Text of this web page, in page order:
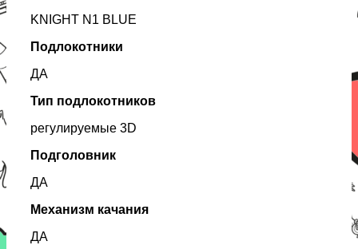
KNIGHT N1 BLUE
Подлокотники
ДА
Тип подлокотников
регулируемые 3D
Подголовник
ДА
Механизм качания
ДА